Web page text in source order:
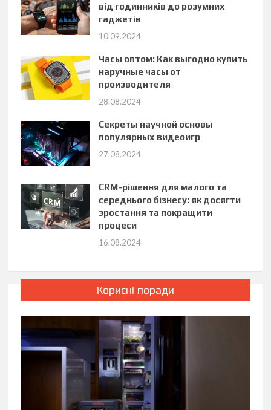
від годинників до розумних
гаджетів
10.09.2024
Часы оптом: Как выгодно купить
наручные часы от
производителя
28.08.2024
Секреты научной основы
популярных видеоигр
27.08.2024
CRM-рішення для малого та
середнього бізнесу: як досягти
зростання та покращити
процеси
16.08.2024
Корисні поради